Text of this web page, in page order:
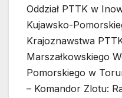
Oddział PTTK w
Kujawsko-
Krajoznawstwa
Marszałkowskiego
Pomorskiego w
– Komandor Zlotu: